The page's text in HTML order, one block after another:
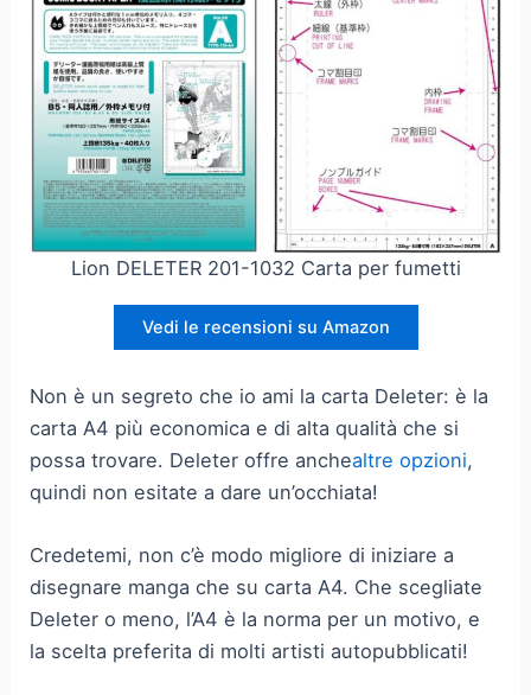
Lion DELETER 201-1032 Carta per fumetti
Vedi le recensioni su Amazon
Non è un segreto che io ami la carta Deleter: è la
carta A4 più economica e di alta qualità che si
possa trovare. Deleter offre anchealtre opzioni,
quindi non esitate a dare un’occhiata!
Credetemi, non c’è modo migliore di iniziare a
disegnare manga che su carta A4. Che scegliate
Deleter o meno, l’A4 è la norma per un motivo, e
la scelta preferita di molti artisti autopubblicati!